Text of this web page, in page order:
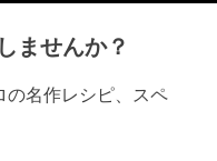
ませんか？
の名作レシピ、スペ